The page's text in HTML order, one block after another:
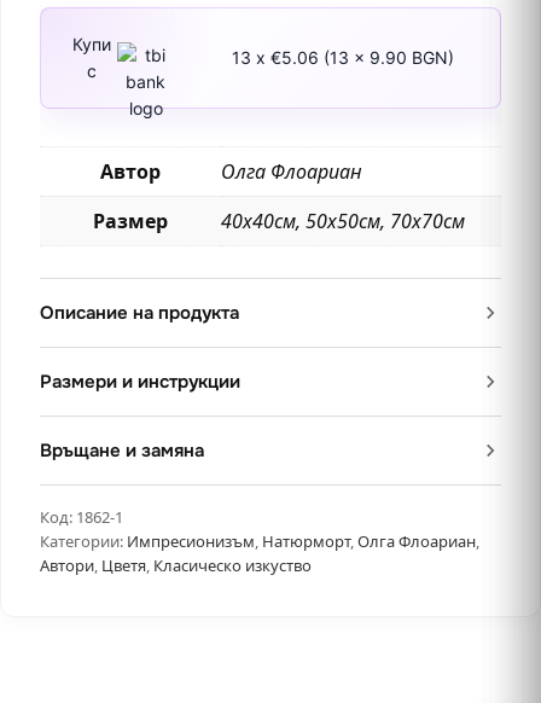
Купи
с
13 x €5.06 (13 x 9.90 BGN)
Автор
Олга Флоариан
Размер
40х40см, 50х50см, 70х70см
Описание на продукта
Размери и инструкции
Връщане и замяна
Код: 1862-1
Категории: Импресионизъм, Натюрморт,Олга Флоариан,
Автори, Цветя, Класическо изкуство